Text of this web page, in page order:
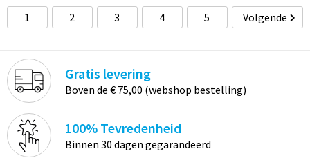
1 2 3 4 5 Volgende
Gratis levering
Boven de € 75,00 (webshop bestelling)
100% Tevredenheid
Binnen 30 dagen gegarandeerd